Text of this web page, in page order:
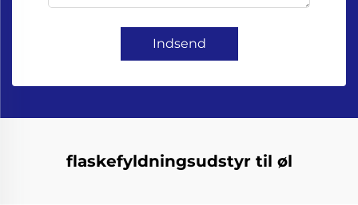
Indsend
flaskefyldningsudstyr til øl